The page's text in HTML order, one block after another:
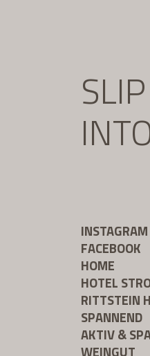
INSTAGRAM
FACEBOOK
HOME
HOTEL
RITTSTEIN
SPANNEND
AKTIV &
WEINGUT